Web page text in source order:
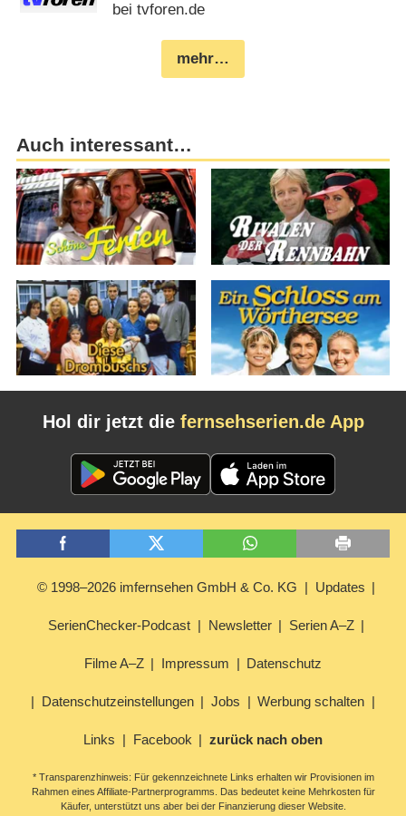
bei tvforen.de
mehr…
Auch interessant…
Hol dir jetzt die fernsehserien.de App
© 1998–2026 imfernsehen GmbH & Co. KG Updates
SerienChecker-Podcast Newsletter Serien A–Z
Filme A–Z Impressum Datenschutz
Datenschutzeinstellungen Jobs Werbung schalten
Links Facebook zurück nach oben
* Transparenzhinweis: Für gekennzeichnete Links erhalten wir Provisionen im
Rahmen eines Affiliate-Partnerprogramms. Das bedeutet keine Mehrkosten für
Käufer, unterstützt uns aber bei der Finanzierung dieser Website.